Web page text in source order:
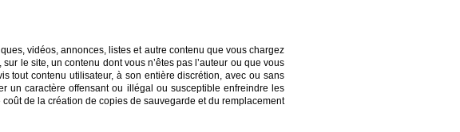
vidéos, annonces, listes et autre contenu que vous chargez
le site, un contenu dont vous n’êtes pas l’auteur ou que vous
tout contenu utilisateur, à son entière discrétion, avec ou sans
un caractère offensant ou illégal ou susceptible enfreindre les
de la création de copies de sauvegarde et du remplacement